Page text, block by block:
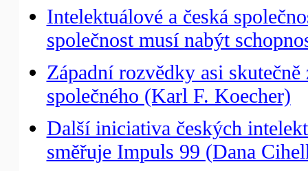
Intelektuálové a česká
společnost musí nabýt
Západní rozvědky asi
společného (Karl F. Koecher)
Další iniciativa českých
směřuje Impuls 99 (Dana